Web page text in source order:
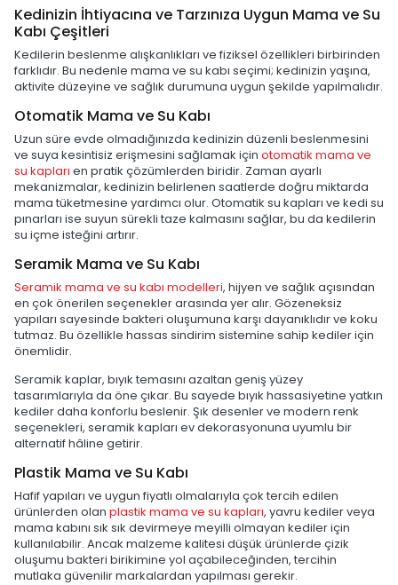
Kedinizin İhtiyacına ve Tarzınıza Uygun Mama ve Su
Kabı Çeşitleri
Kedilerin beslenme alışkanlıkları ve fiziksel özellikleri birbirinden
farklıdır. Bu nedenle mama ve su kabı seçimi; kedinizin yaşına,
aktivite düzeyine ve sağlık durumuna uygun şekilde yapılmalıdır.
Otomatik Mama ve Su Kabı
Uzun süre evde olmadığınızda kedinizin düzenli beslenmesini
ve suya kesintisiz erişmesini sağlamak için otomatik mama ve
su kapları en pratik çözümlerden biridir. Zaman ayarlı
mekanizmalar, kedinizin belirlenen saatlerde doğru miktarda
mama tüketmesine yardımcı olur. Otomatik su kapları ve kedi su
pınarları ise suyun sürekli taze kalmasını sağlar, bu da kedilerin
su içme isteğini artırır.
Seramik Mama ve Su Kabı
Seramik mama ve su kabı modelleri, hijyen ve sağlık açısından
en çok önerilen seçenekler arasında yer alır. Gözeneksiz
yapıları sayesinde bakteri oluşumuna karşı dayanıklıdır ve koku
tutmaz. Bu özellikle hassas sindirim sistemine sahip kediler için
önemlidir.
Seramik kaplar, bıyık temasını azaltan geniş yüzey
tasarımlarıyla da öne çıkar. Bu sayede bıyık hassasiyetine yatkın
kediler daha konforlu beslenir. Şık desenler ve modern renk
seçenekleri, seramik kapları ev dekorasyonuna uyumlu bir
alternatif hâline getirir.
Plastik Mama ve Su Kabı
Hafif yapıları ve uygun fiyatlı olmalarıyla çok tercih edilen
ürünlerden olan plastik mama ve su kapları, yavru kediler veya
mama kabını sık sık devirmeye meyilli olmayan kediler için
kullanılabilir. Ancak malzeme kalitesi düşük ürünlerde çizik
oluşumu bakteri birikimine yol açabileceğinden, tercihin
mutlaka güvenilir markalardan yapılması gerekir.